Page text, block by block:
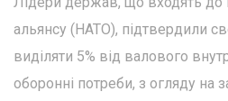
альянсу (НАТО), підтвердили
виділяти 5% від валового
оборонні потреби, з огляду на